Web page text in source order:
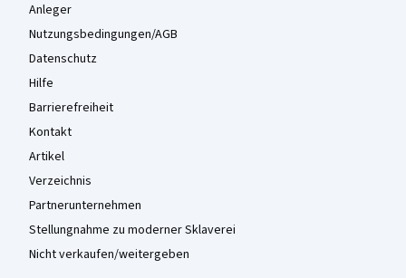
Anleger
Nutzungsbedingungen/AGB
Datenschutz
Hilfe
Barrierefreiheit
Kontakt
Artikel
Verzeichnis
Partnerunternehmen
Stellungnahme zu moderner Sklaverei
Nicht verkaufen/weitergeben